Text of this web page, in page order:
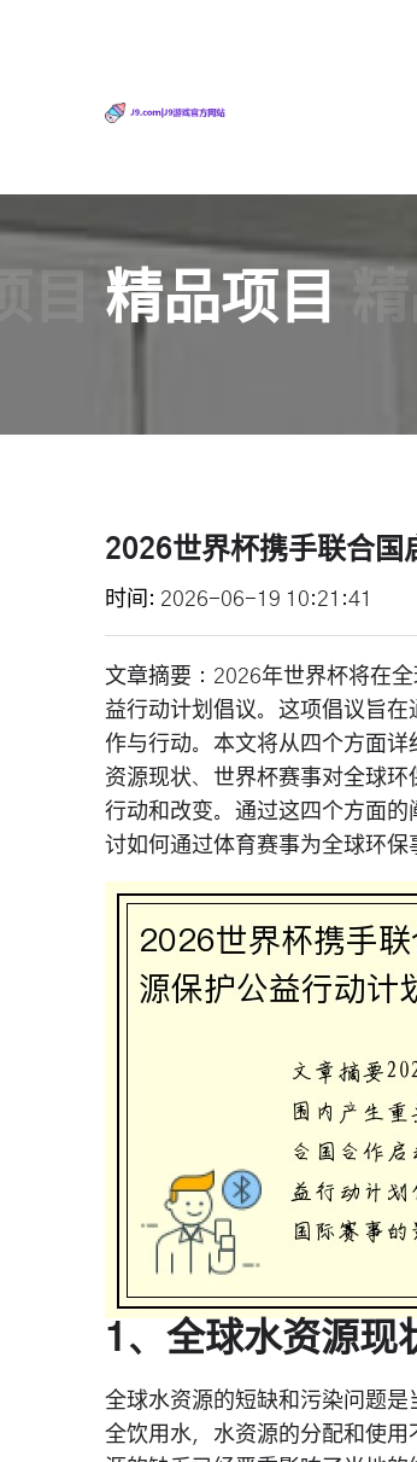
精品项目 精
2026世界杯携手联合国
时间 2026-06-19 10:21:41
文章摘要：2026年世界杯将在
益行动计划倡议。这项倡议旨
作与行动。本文将从四个方面
资源现状、世界杯赛事对全球
行动和改变。通过这四个方面
讨如何通过体育赛事为全球环保
1、全球水资源现
全球水资源的短缺和污染问题
全饮用水，水资源的分配和使